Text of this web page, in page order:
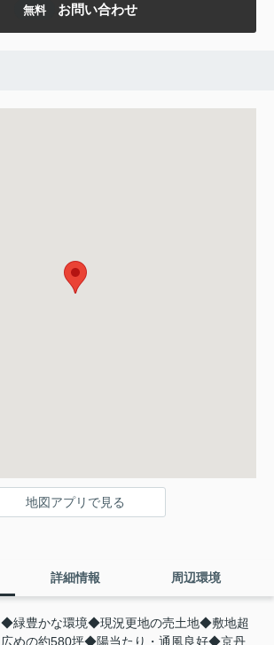
無料 お問い合わせ
地図アプリで見る
詳細情報 周辺環境
◆緑豊かな環境◆現況更地の売土地◆敷地超
広めの約580坪◆陽当たり・通風良好◆京丹